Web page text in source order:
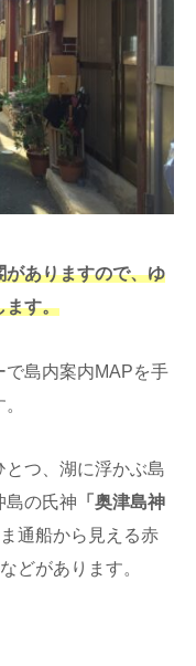
がありますので、ゆ
ます。
で島内案内MAPを手
とつ、湖に浮かぶ島
島の氏神 「奥津島神
ま通船から見える赤
などがあります。